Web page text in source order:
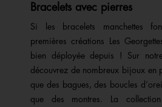
Bracelets avec pierres
Si les bracelets manchettes
premières créations Les
bien déployée depuis ! Sur
découvrez de nombreux bijoux en
que des bagues, des boucles
que des montres. La